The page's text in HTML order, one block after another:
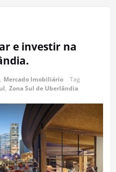
e investir na
Mercado Imobiliário
Tag
, Zona Sul de Uberlândia